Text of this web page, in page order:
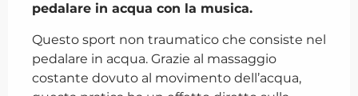
pedalare in acqua con la musica.
Questo sport non traumatico che consiste nel
pedalare in acqua. Grazie al massaggio
costante dovuto al movimento dell’acqua,